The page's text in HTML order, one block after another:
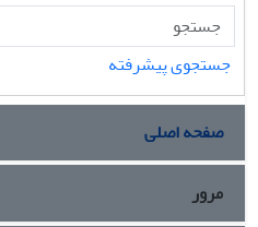
جستجوی پیشرفته
صفحه اصلی
مرور